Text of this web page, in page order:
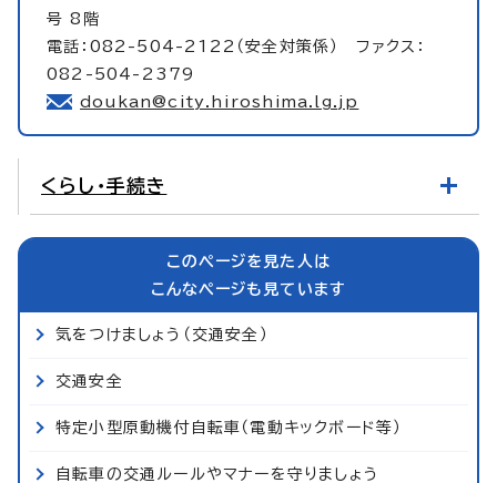
号 8階
電話：082-504-2122（安全対策係） ファクス：
082-504-2379
doukan@city.hiroshima.lg.jp
くらし・手続き
このページを見た人は
こんなページも見ています
気をつけましょう（交通安全）
交通安全
特定小型原動機付自転車（電動キックボード等）
自転車の交通ルールやマナーを守りましょう